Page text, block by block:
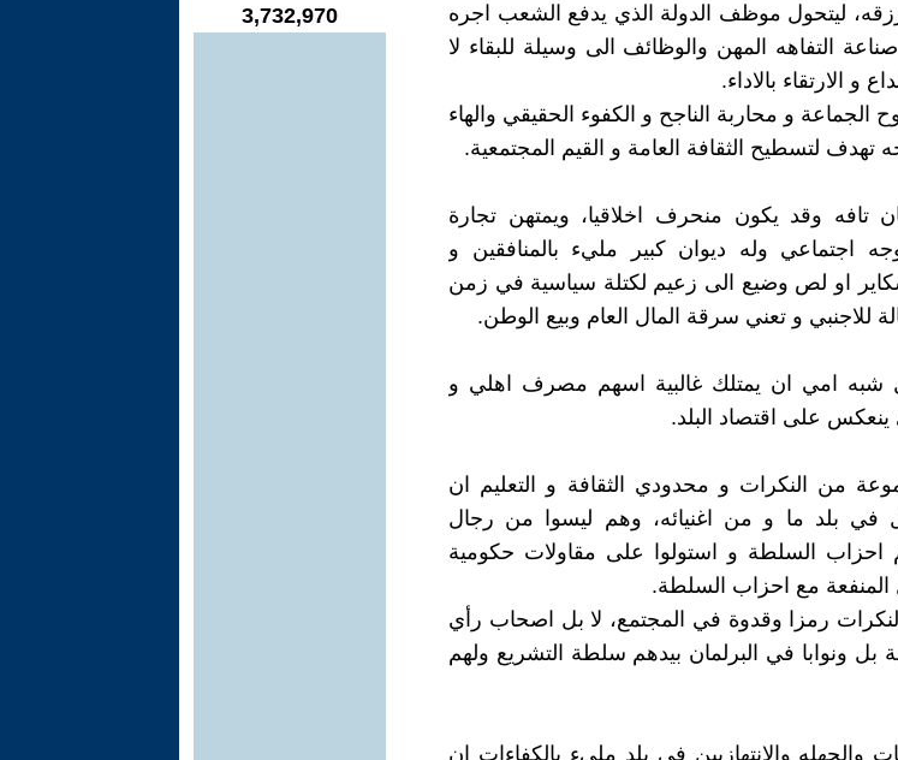
ليتحول موظف الدولة الذي يدفع الشعب اجره
التفاهه المهن والوظائف الى وسيلة للبقاء لا
و الارتقاء بالاداء.
الجماعة و محاربة الناجح و الكفوء الحقيقي والهاء
تهدف لتسطيح الثقافة العامة و القيم المجتمعية.
تافه وقد يكون منحرف اخلاقيا، ويمتهن تجارة
اجتماعي وله ديوان كبير مليء بالمنافقين و
او لص وضيع الى زعيم لكتلة سياسية في زمن
للاجنبي و تعني سرقة المال العام وبيع الوطن.
شبه امي ان يمتلك غالبية اسهم مصرف اهلي و
على اقتصاد البلد.
من النكرات و محدودي الثقافة و التعليم ان
في بلد ما و من اغنيائه، وهم ليسوا من رجال
احزاب السلطة و استولوا على مقاولات حكومية
المنفعة مع احزاب السلطة.
رمزا وقدوة في المجتمع، لا بل اصحاب رأي
ونوابا في البرلمان بيدهم سلطة التشريع ولهم
والجهله والانتهازيين في بلد مليء بالكفاءات ان
3,732,970